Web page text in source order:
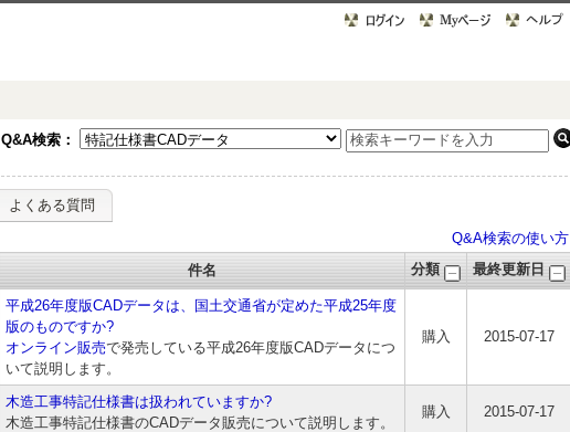
Q&A検索：
よくある質問
Q&A検索の使い方
件名 分類 最終更新日
平成26年度版CADデータは、国土交通省が定めた平成25年度
版のものですか?
オンライン販売で発売している平成26年度版CADデータにつ
いて説明します。
購入 2015-07-17
木造工事特記仕様書は扱われていますか?
木造工事特記仕様書のCADデータ販売について説明します。
購入 2015-07-17